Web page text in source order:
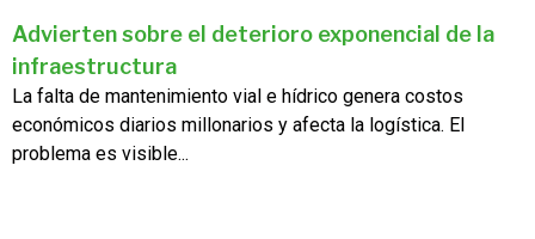
Advierten sobre el deterioro exponencial de la
infraestructura
La falta de mantenimiento vial e hídrico genera costos
económicos diarios millonarios y afecta la logística. El
problema es visible...